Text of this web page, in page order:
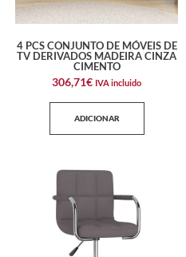
4 PCS CONJUNTO DE MÓVEIS DE
TV DERIVADOS MADEIRA CINZA
CIMENTO
306,71€ IVA incluido
ADICIONAR